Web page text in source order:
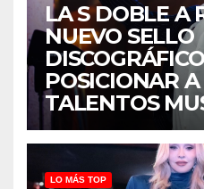
LA S DOBLE A
NUEVO SELLO
POSICIONAR
TALENTOS
LO MÁS TOP